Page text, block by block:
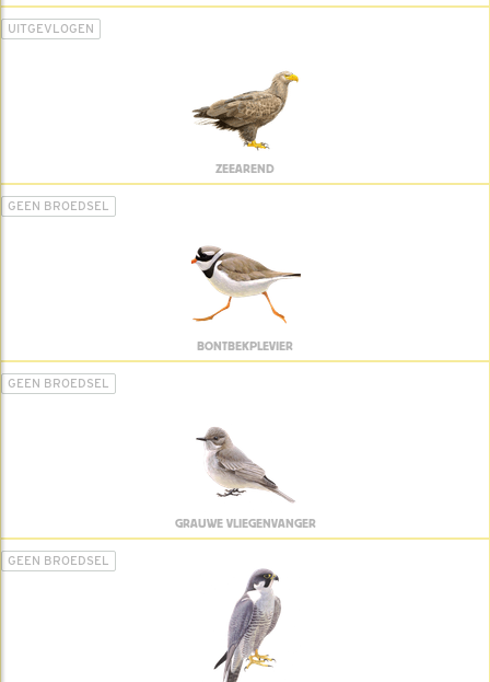
UITGEVLOGEN
ZEEAREND
GEEN BROEDSEL
BONTBEKPLEVIER
GEEN BROEDSEL
GRAUWE VLIEGENVANGER
GEEN BROEDSEL